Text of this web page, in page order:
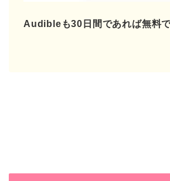
Audibleも30日間であれば無料で